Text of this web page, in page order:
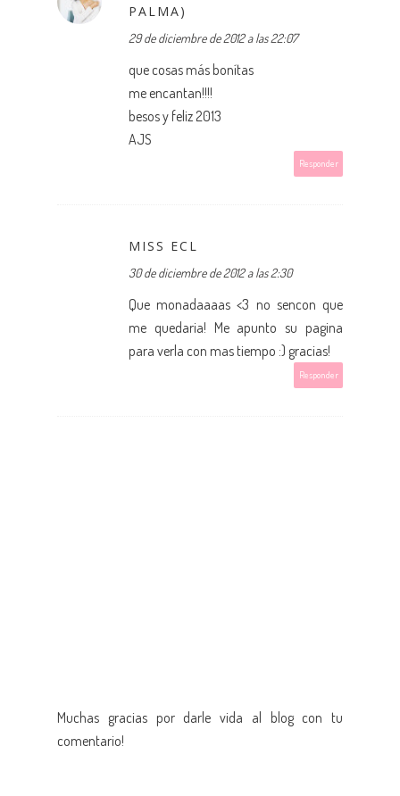
PALMA)
29 de diciembre de 2012 a las 22:07
que cosas más bonítas
me encantan!!!!
besos y feliz 2013
AJS
Responder
MISS ECL
30 de diciembre de 2012 a las 2:30
Que monadaaaas <3 no sencon que
me quedaria! Me apunto su pagina
para verla con mas tiempo :) gracias!
Responder
Muchas gracias por darle vida al blog con tu
comentario!